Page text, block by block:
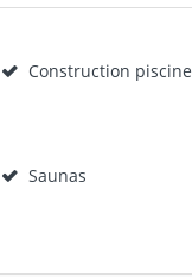
Construction piscine
Saunas